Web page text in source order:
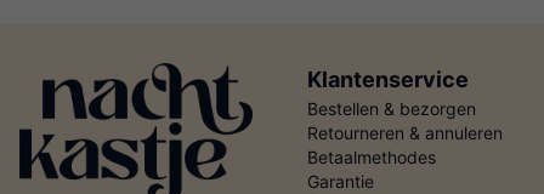
Klantenservice
Bestellen & bezorgen
Retourneren & annuleren
Betaalmethodes
Garantie